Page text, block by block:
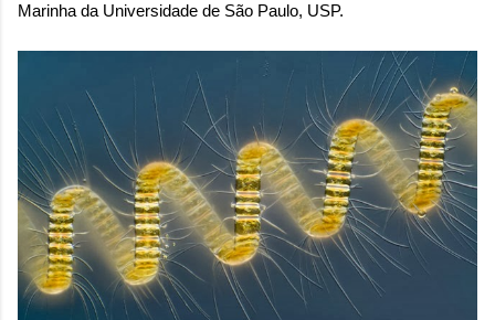
Marinha da Universidade de São Paulo, USP.